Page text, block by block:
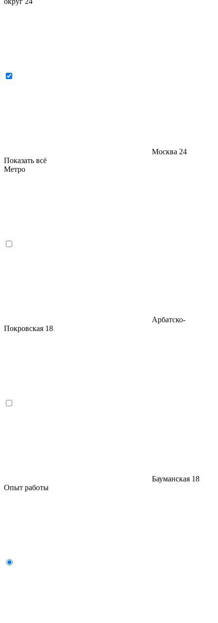
Москва 24
Показать всё
Метро
Арбатско-
Покровская 18
Бауманская 18
Опыт работы